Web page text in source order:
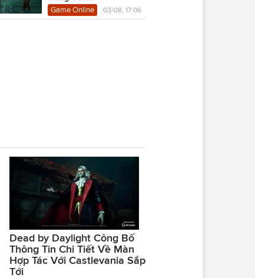
Game Online 03/08, 17:06
Dead by Daylight Công Bố
Thông Tin Chi Tiết Về Màn
Hợp Tác Với Castlevania Sắp
Tới